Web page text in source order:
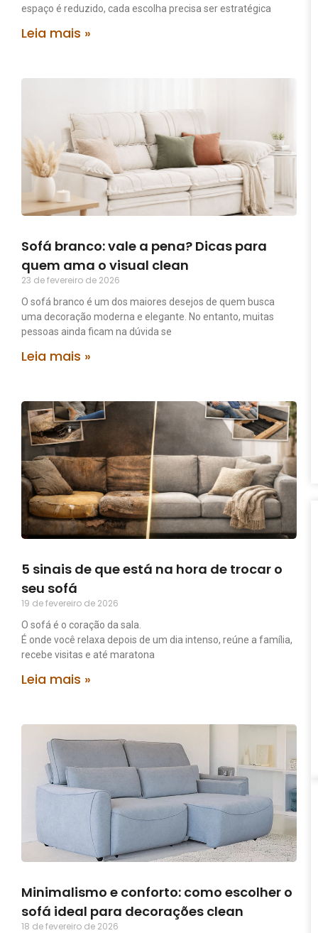
espaço é reduzido, cada escolha precisa ser estratégica
Leia mais »
Sofá branco: vale a pena? Dicas para
quem ama o visual clean
23 de fevereiro de 2026
O sofá branco é um dos maiores desejos de quem busca
uma decoração moderna e elegante. No entanto, muitas
pessoas ainda ficam na dúvida se
Leia mais »
5 sinais de que está na hora de trocar o
seu sofá
19 de fevereiro de 2026
O sofá é o coração da sala.
É onde você relaxa depois de um dia intenso, reúne a família,
recebe visitas e até maratona
Leia mais »
Minimalismo e conforto: como escolher o
sofá ideal para decorações clean
18 de fevereiro de 2026